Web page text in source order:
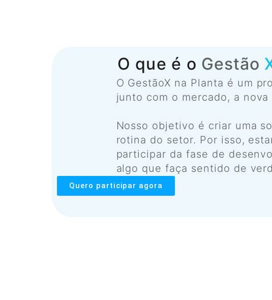
O que é o Gestão
O GestãoX na Planta é um
junto com o mercado, a
Nosso objetivo é criar uma
rotina do setor. Por isso,
participar da fase de
algo que faça sentido de
Quero participar agora